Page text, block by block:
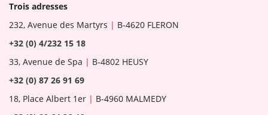
Trois adresses
232, Avenue des Martyrs | B-4620 FLERON
+32 (0) 4/232 15 18
33, Avenue de Spa | B-4802 HEUSY
+32 (0) 87 26 91 69
18, Place Albert 1er | B-4960 MALMEDY